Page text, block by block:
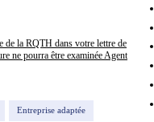
la RQTH dans votre lettre de
ne pourra être examinée Agent
Entreprise adaptée